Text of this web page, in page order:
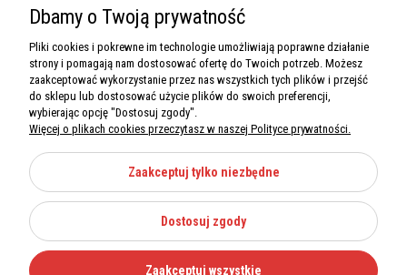
Sawim Group Mariusz Zdyb sp. k.
NIP: 5130284470
REGON: 5246591010
O nas
Informacje
Moje konto
Kategorie
Dbamy o Twoją prywatność
Pliki cookies i pokrewne im technologie umożliwiają poprawne działanie
strony i pomagają nam dostosować ofertę do Twoich potrzeb. Możesz
zaakceptować wykorzystanie przez nas wszystkich tych plików i przejść
do sklepu lub dostosować użycie plików do swoich preferencji,
wybierając opcję "Dostosuj zgody".
Więcej o plikach cookies przeczytasz w naszej Polityce prywatności.
Zaakceptuj tylko niezbędne
Dostosuj zgody
Zaakceptuj wszystkie